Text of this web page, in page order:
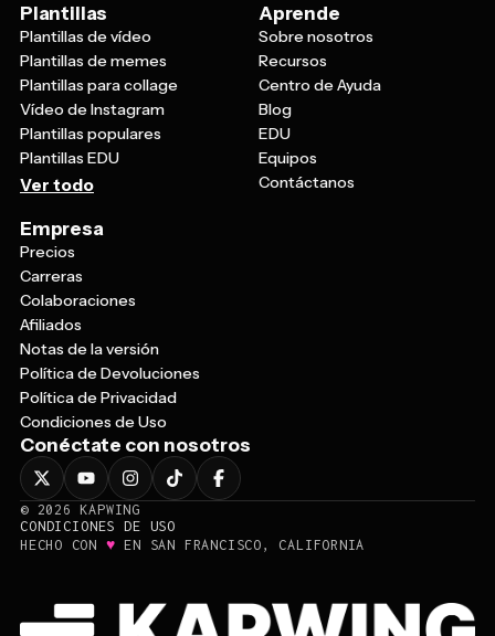
Plantillas
Plantillas de vídeo
Plantillas de memes
Plantillas para collage
Vídeo de Instagram
Plantillas populares
Plantillas EDU
Ver todo
Aprende
Sobre nosotros
Recursos
Centro de Ayuda
Blog
EDU
Equipos
Contáctanos
Empresa
Precios
Carreras
Colaboraciones
Afiliados
Notas de la versión
Política de Devoluciones
Política de Privacidad
Condiciones de Uso
Conéctate con nosotros
© 2026
KAPWING
CONDICIONES DE USO
HECHO CON ♥ EN SAN FRANCISCO, CALIFORNIA